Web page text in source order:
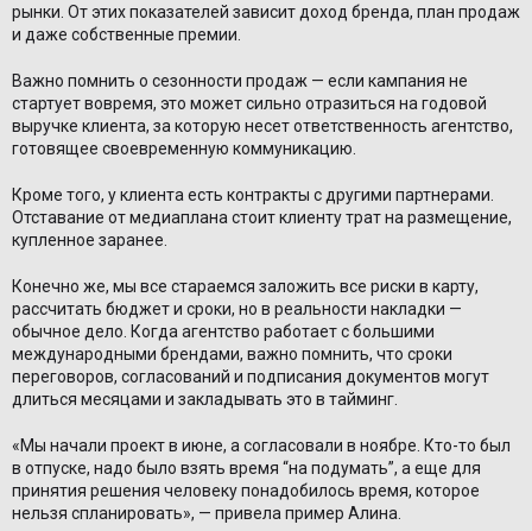
рынки. От этих показателей зависит доход бренда, план продаж
и даже собственные премии.
Важно помнить о сезонности продаж — если кампания не
стартует вовремя, это может сильно отразиться на годовой
выручке клиента, за которую несет ответственность агентство,
готовящее своевременную коммуникацию.
Кроме того, у клиента есть контракты с другими партнерами.
Отставание от медиаплана стоит клиенту трат на размещение,
купленное заранее.
Конечно же, мы все стараемся заложить все риски в карту,
рассчитать бюджет и сроки, но в реальности накладки —
обычное дело. Когда агентство работает с большими
международными брендами, важно помнить, что сроки
переговоров, согласований и подписания документов могут
длиться месяцами и закладывать это в тайминг.
«Мы начали проект в июне, а согласовали в ноябре. Кто-то был
в отпуске, надо было взять время “на подумать”, а еще для
принятия решения человеку понадобилось время, которое
нельзя спланировать», — привела пример Алина.